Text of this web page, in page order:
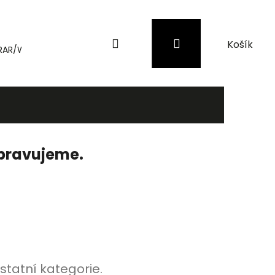
WinRAR Záložní zdroje (UPS) a přepěťové
PřihlášeníNákupní
košík
kategorie.